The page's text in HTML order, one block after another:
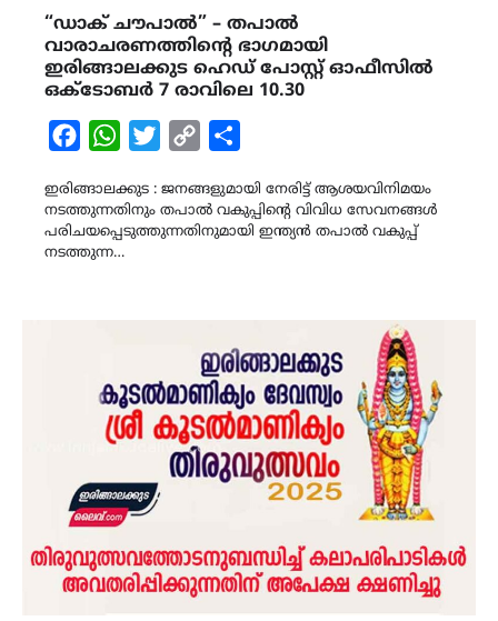
“ഡാക് ചൗപാൽ” – തപാൽ
വാരാചരണത്തിന്റെ ഭാഗമായി
ഇരിങ്ങാലക്കുട ഹെഡ് പോസ്റ്റ് ഓഫീസിൽ
ഒക്ടോബർ 7 രാവിലെ 10.30
FacebookWhatsAppTwitterCopy
ഇരിങ്ങാലക്കുട : ജനങ്ങളുമായി നേരിട്ട് ആശയവിനിമയം
നടത്തുന്നതിനും തപാൽ വകുപ്പിന്റെ വിവിധ സേവനങ്ങൾ
പരിചയപ്പെടുത്തുന്നതിനുമായി ഇന്ത്യൻ തപാൽ വകുപ്പ്
നടത്തുന്ന…